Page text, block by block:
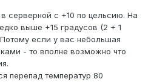
серверной с +10 по цельсию. На
выше +15 градусов (2 + 1
если у вас небольшая
- то вполне возможно что
перепад температур 80